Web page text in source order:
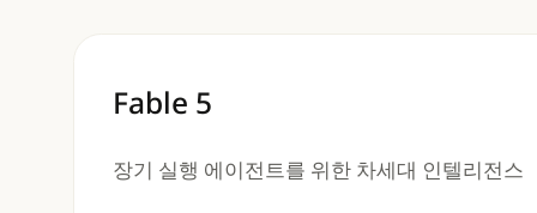
Fable 5
장기 실행 에이전트를 위한 차세대 인텔리전스